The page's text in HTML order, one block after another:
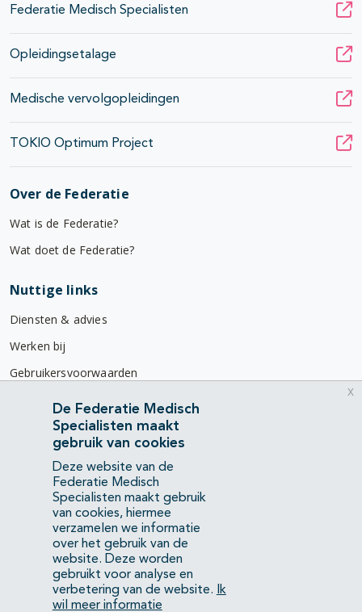
Federatie Medisch Specialisten
Opleidingsetalage
Medische vervolgopleidingen
TOKIO Optimum Project
Over de Federatie
Wat is de Federatie?
Wat doet de Federatie?
Nuttige links
Diensten & advies
Werken bij
Gebruikersvoorwaarden
Privacyverklaring
Contact
Mercatorlaan 1200
3528 BL Utrecht
(088) 505 34 34
info@richtlijnendatabase.nl
YouTubeLinkedIn
De Federatie Medisch
Specialisten maakt
gebruik van cookies
Deze website van de
Federatie Medisch
Specialisten maakt gebruik
van cookies, hiermee
verzamelen we informatie
over het gebruik van de
website. Deze worden
gebruikt voor analyse en
verbetering van de website.
Ik
wil meer informatie
x